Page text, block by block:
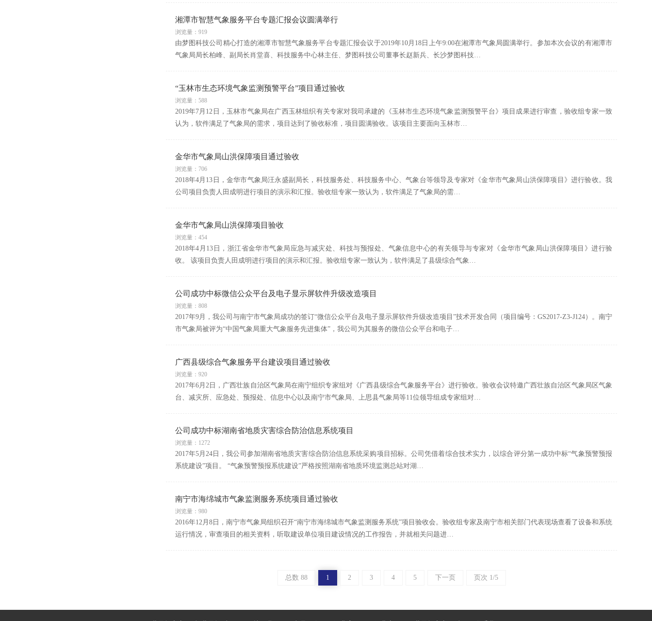
湘潭市智慧气象服务平台专题汇报会议圆满举行
浏览量：919
由梦图科技公司精心打造的湘潭市智慧气象服务平台专题汇报会议于2019年10月18日上午9:00在湘潭市气象局圆满举行。参加本次会议的有湘潭市
气象局局长柏峰、副局长肖堂喜、科技服务中心林主任、梦图科技公司董事长赵新兵、长沙梦图科技…
“玉林市生态环境气象监测预警平台”项目通过验收
浏览量：588
2019年7月12日，玉林市气象局在广西玉林组织有关专家对我司承建的《玉林市生态环境气象监测预警平台》项目成果进行审查，验收组专家一致
认为，软件满足了气象局的需求，项目达到了验收标准，项目圆满验收。该项目主要面向玉林市…
金华市气象局山洪保障项目通过验收
浏览量：706
2018年4月13日，金华市气象局汪永盛副局长，科技服务处、科技服务中心、气象台等领导及专家对《金华市气象局山洪保障项目》进行验收。我
公司项目负责人田成明进行项目的演示和汇报。验收组专家一致认为，软件满足了气象局的需…
金华市气象局山洪保障项目验收
浏览量：454
2018年4月13日，浙江省金华市气象局应急与减灾处、科技与预报处、气象信息中心的有关领导与专家对《金华市气象局山洪保障项目》进行验
收。 该项目负责人田成明进行项目的演示和汇报。验收组专家一致认为，软件满足了县级综合气象…
公司成功中标微信公众平台及电子显示屏软件升级改造项目
浏览量：808
2017年9月，我公司与南宁市气象局成功的签订“微信公众平台及电子显示屏软件升级改造项目”技术开发合同（项目编号：GS2017-Z3-J124）。南宁
市气象局被评为“中国气象局重大气象服务先进集体”，我公司为其服务的微信公众平台和电子…
广西县级综合气象服务平台建设项目通过验收
浏览量：920
2017年6月2日，广西壮族自治区气象局在南宁组织专家组对《广西县级综合气象服务平台》进行验收。验收会议特邀广西壮族自治区气象局区气象
台、减灾所、应急处、预报处、信息中心以及南宁市气象局、上思县气象局等11位领导组成专家组对…
公司成功中标湖南省地质灾害综合防治信息系统项目
浏览量：1272
2017年5月24日，我公司参加湖南省地质灾害综合防治信息系统采购项目招标。公司凭借着综合技术实力，以综合评分第一成功中标“气象预警预报
系统建设”项目。 “气象预警预报系统建设”严格按照湖南省地质环境监测总站对湖…
南宁市海绵城市气象监测服务系统项目通过验收
浏览量：980
2016年12月8日，南宁市气象局组织召开“南宁市海绵城市气象监测服务系统”项目验收会。验收组专家及南宁市相关部门代表现场查看了设备和系统
运行情况，审查项目的相关资料，听取建设单位项目建设情况的工作报告，并就相关问题进…
总数 88 1 2 3 4 5 下一页 页次 1/5